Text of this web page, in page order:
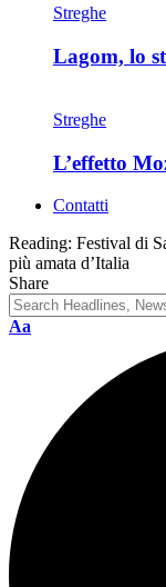
Streghe
Lagom, lo
Streghe
L’effetto
Contatti
Reading: Festival di
più amata d’Italia
Share
Aa